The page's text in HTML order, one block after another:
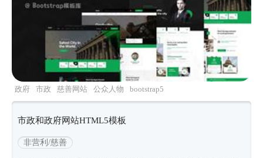
政府 市政 慈善网站 公众人物 bootstrap5
市政和政府网站HTML5模板
非营利/慈善